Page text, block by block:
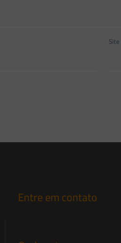
Site
Entre em contato